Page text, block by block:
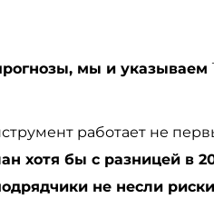
мы и указываем
работает не
хотя бы с разницей в
не несли